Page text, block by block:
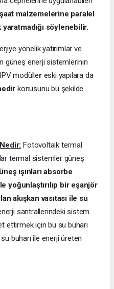
malzemelerine paralel
söylenebilir.
yönelik yatırımlar ve
güneş enerji sistemlerinin
modüller eski yapılara da
konusunu bu şekilde
Fotovoltaik termal
termal sistemler güneş
ışınları absorbe
yoğunlaştırılıp bir eşanjör
akışkan vasıtası ile su
santrallerindeki sistem
ettirmek için bu su buharı
su buharı ile enerji üreten